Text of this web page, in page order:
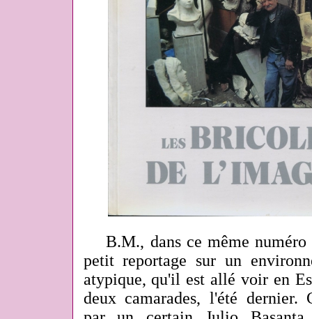
B.M., dans ce même
petit reportage sur un
atypique, qu'il est allé voir en
deux camarades, l'été dernier.